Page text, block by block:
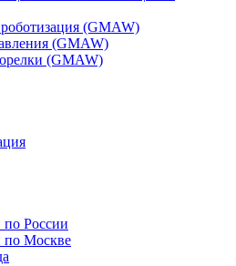
(GMAW)
(GMAW)
(GMAW)
по России
по Москве